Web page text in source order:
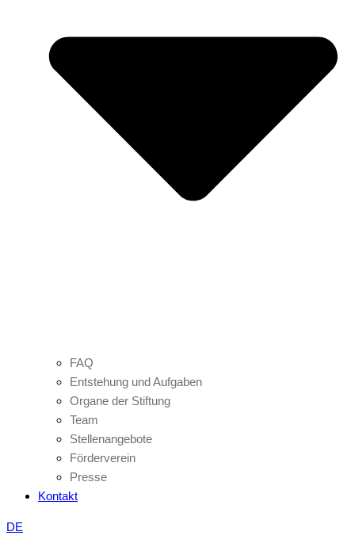
FAQ
Entstehung und Aufgaben
Organe der Stiftung
Team
Stellenangebote
Förderverein
Presse
Kontakt
DE